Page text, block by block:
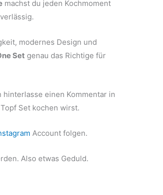
machst du jeden Kochmoment
modernes Design und
Set genau das Richtige für
einen Kommentar in
Set kochen wirst.
Account folgen.
Also etwas Geduld.